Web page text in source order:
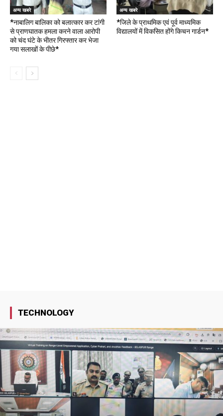
अन्य खबरे
*नाबालिग बालिका को बलात्कार कर टांगी
से प्राणघातक हमला करने वाला आरोपी
को चंद घंटे के भीतर गिरफ्तार कर भेजा
गया सलाखों के पीछे*
अन्य खबरे
*जिले के प्राथमिक एवं पूर्व माध्यमिक
विद्यालयों में विकसित होंगे किचन गार्डन*
TECHNOLOGY